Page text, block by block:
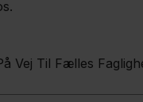
Vej Til Fælles